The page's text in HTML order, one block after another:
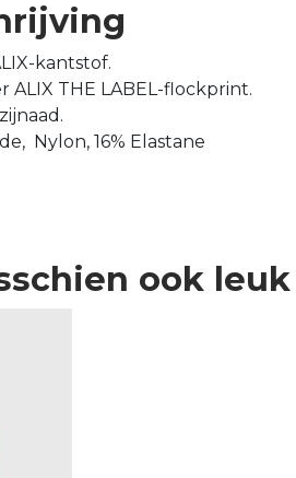
kantstof.
THE LABEL-flockprint.
Nylon, 16% Elastane
ook leuk